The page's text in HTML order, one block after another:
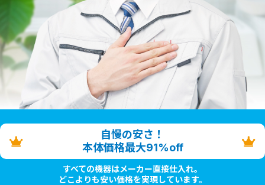
自慢の安さ！
本体価格最大91%off
すべての機器はメーカー直接仕入れ。
どこよりも安い価格を実現しています。